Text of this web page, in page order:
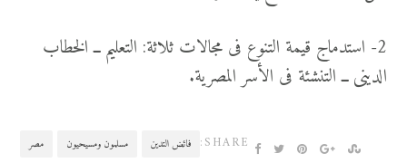
2- استدماج قيمة التنوع فى مجالات ثلاثة: التعليم ــ الخطاب
الدينى ــ التنشئة فى الأسر المصرية.
فائض التدين مسلمون ومسيحيون مصر SHARE: